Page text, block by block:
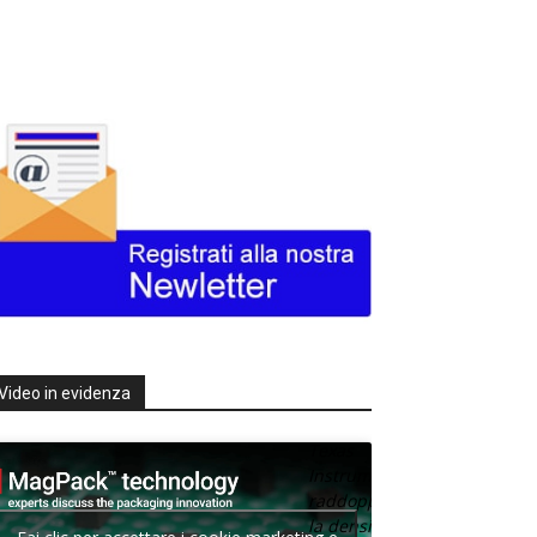
in evidenza
Texas
raddoppia
la densità